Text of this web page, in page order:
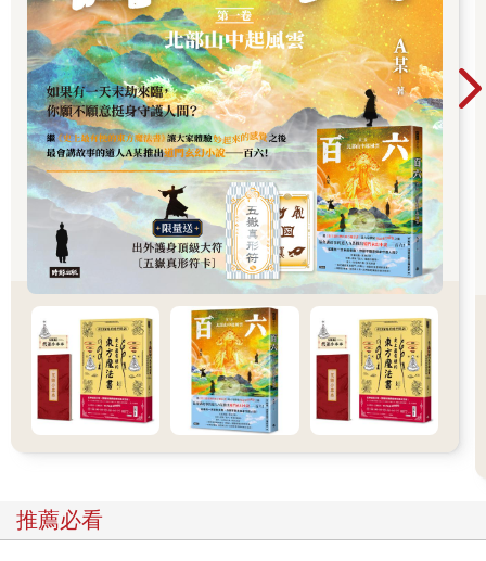
春三月旺在東；
夏三月旺在南；
秋三月旺在西；
冬三月旺在北。
（按：以上月份皆為農曆。）
所以這句話的意思其實是在說，梳頭髮時你要用這個咒語，那麼
首先呢先面向旺地，譬如現在是農曆二月，屬於春三月嘛，那麼
就朝向東方來梳頭髮；而如果是農曆七月，是屬於秋三月呀，我
們就朝向西方梳頭髮。
其中比較要注意的是冬月旺在北，可是古道門以正北為尊貴之
方，所以通常會稍微側身一下避開正北方喔。但對現代人來說，
我相信不可能這麼準確停在指南針360度的地方啦，所以稍微知道
一下就好ww。
‧既櫛之初而微祝曰：‧
要開始梳頭髮的時候，就可以輕聲念咒了。
狀況下是代表念給身神聽的；而如果是要念來恐嚇外邪時，就會
採用高聲祝；如果是念給自己聽的，或者純用來鍛鍊專注的時
推薦必看